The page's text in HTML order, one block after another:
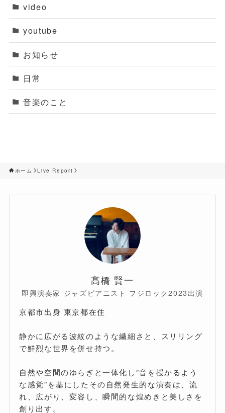
video
youtube
お知らせ
日常
音楽のこと
ホーム Live Report
髙橋 賢一
即興演奏家 ジャズピアニスト フジロック2023出演
京都市出身 東京都在住
静かに広がる波紋のような繊細さと、スリリング
で鮮烈な世界を併せ持つ。
自然や空間のゆらぎと一体化し”音を授かるよう
な感覚”を基にしたその自然発生的な演奏は、流
れ、広がり、変容し、瞬間的な煌めきと美しさを
創り出す。